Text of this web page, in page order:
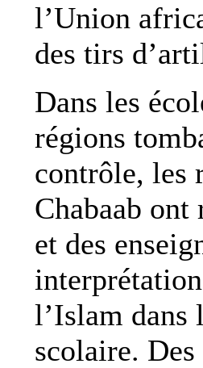
l’Union
des tirs
Dans les
régions
contrôle, les
Chabaab ont
et des
l’Islam dans
scolaire. Des